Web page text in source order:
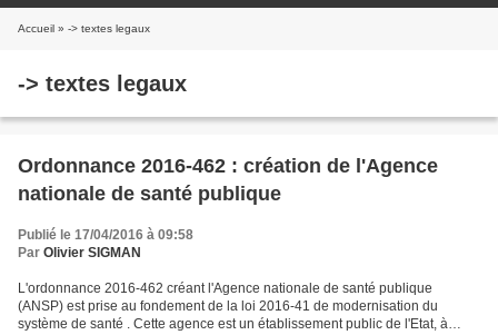
Accueil » -> textes legaux
-> textes legaux
Ordonnance 2016-462 : création de l'Agence
nationale de santé publique
Publié le 17/04/2016 à 09:58
Par Olivier SIGMAN
L'ordonnance 2016-462 créant l'Agence nationale de santé publique
(ANSP) est prise au fondement de la loi 2016-41 de modernisation du
système de santé . Cette agence est un établissement public de l'Etat, à